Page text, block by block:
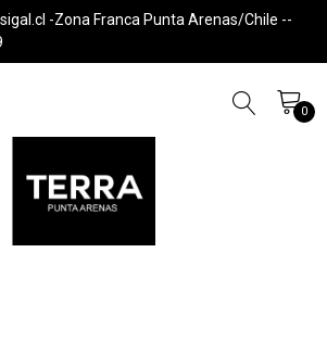
-Zona Franca Punta Arenas/Chile --
0